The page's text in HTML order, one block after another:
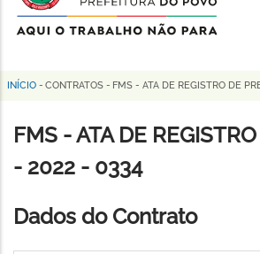
de
Horizonte
Trilha
de
navegação
INÍCIO - CONTRATOS - FMS - ATA DE REGISTRO DE
FMS - ATA DE
- 2022 - 0334
Dados do Contrato